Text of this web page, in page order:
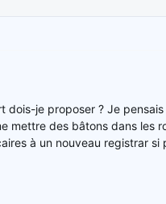
je proposer ? Je
mettre des bâtons dans les
à un nouveau registrar si